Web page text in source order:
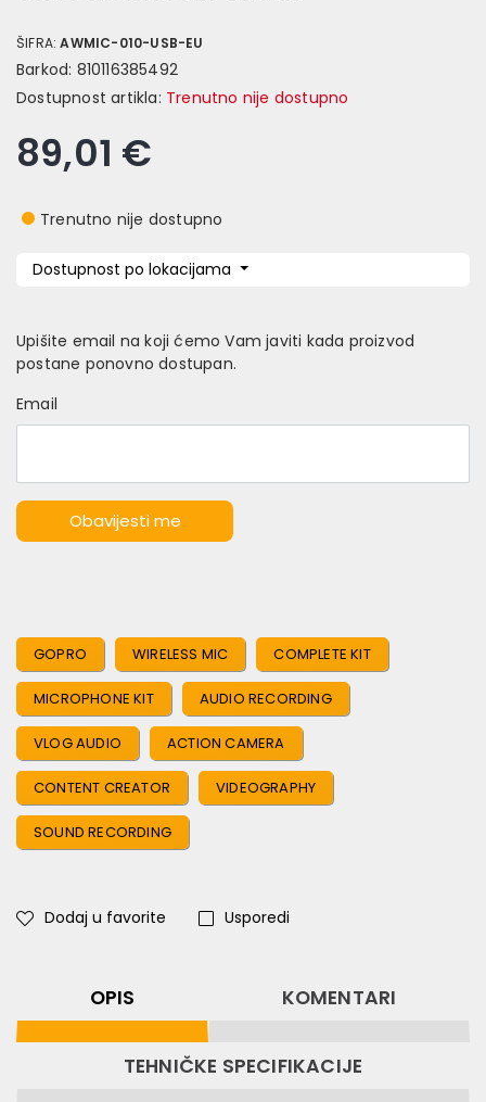
ŠIFRA:AWMIC-010-USB-EU
Barkod: 810116385492
Dostupnost artikla: Trenutno nije dostupno
89,01 €
Trenutno nije dostupno
Dostupnost po lokacijama
Upišite email na koji ćemo Vam javiti kada proizvod
postane ponovno dostupan.
Email
Obavijesti me
GOPRO WIRELESS MIC COMPLETE KIT
MICROPHONE KIT AUDIO RECORDING
VLOG AUDIO ACTION CAMERA
CONTENT CREATOR VIDEOGRAPHY
SOUND RECORDING
Dodaj u favorite Usporedi
OPIS KOMENTARI
TEHNIČKE SPECIFIKACIJE